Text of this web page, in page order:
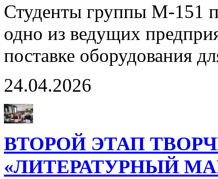
Студенты группы М-151
одно из ведущих
поставке оборудования
24.04.2026
ВТОРОЙ ЭТАП
«ЛИТЕРАТУРНЫЙ